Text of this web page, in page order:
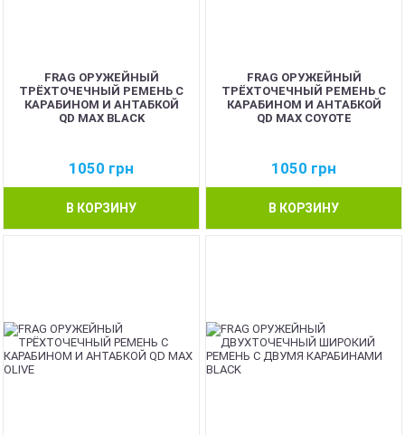
FRAG ОРУЖЕЙНЫЙ
ТРЁХТОЧЕЧНЫЙ РЕМЕНЬ С
КАРАБИНОМ И АНТАБКОЙ
QD MAX BLACK
1050 грн
В КОРЗИНУ
FRAG ОРУЖЕЙНЫЙ
ТРЁХТОЧЕЧНЫЙ РЕМЕНЬ С
КАРАБИНОМ И АНТАБКОЙ
QD MAX COYOTE
1050 грн
В КОРЗИНУ